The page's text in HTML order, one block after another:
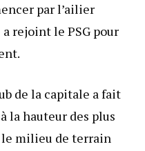
par l’ailier
a rejoint le PSG pour
de la capitale a fait
la hauteur des plus
le milieu de terrain